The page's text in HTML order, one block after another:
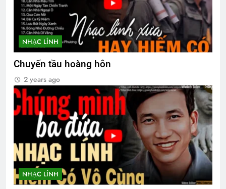
NHẠC LÍNH
Chuyến tầu hoàng hôn
2 years ago
NHẠC LÍNH